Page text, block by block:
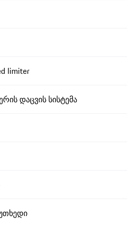
limiter
დაცვის სისტემა